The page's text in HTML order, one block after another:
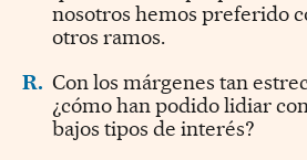
nosotros hemos preferido
otros ramos.
R. Con los márgenes tan
¿cómo han podido lidiar
bajos tipos de interés?